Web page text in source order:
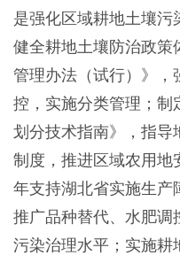
是强化区域耕地土壤污
健全耕地土壤防治政策
管理办法（试行）》，
控，实施分类管理；制
划分技术指南》，指导
制度，推进区域农用地
年支持湖北省实施生产
推广品种替代、水肥调
污染治理水平；实施耕